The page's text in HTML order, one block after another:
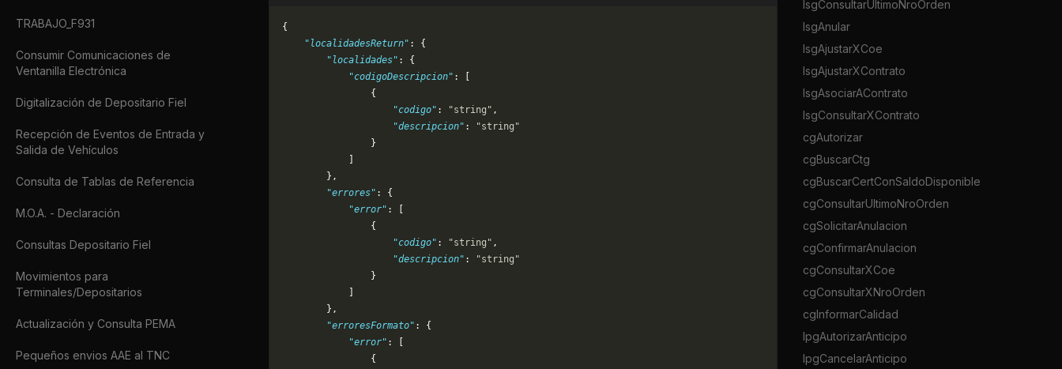
TRABAJO_F931
Consumir Comunicaciones de
Ventanilla Electrónica
Digitalización de Depositario Fiel
Recepción de Eventos de Entrada y
Salida de Vehículos
Consulta de Tablas de Referencia
M.O.A. - Declaración
Consultas Depositario Fiel
Movimientos para
Terminales/Depositarios
Actualización y Consulta PEMA
Pequeños envios AAE al TNC
{
    "localidadesReturn"
: {
        "localidades"
: {
            "codigoDescripcion"
: [
                {
                    "codigo"
: "string" ,
                    "descripcion"
:
"string"
                }
        },
        "errores"
: {
            "error"
: [
                {
                    "codigo"
: "string" ,
                    "descripcion"
:
"string"
                }
        },
        "erroresFormato"
: {
            "error"
: [
                {
lsgConsultarUltimoNroOrden
lsgAnular
lsgAjustarXCoe
lsgAjustarXContrato
lsgAsociarAContrato
lsgConsultarXContrato
cgAutorizar
cgBuscarCtg
cgBuscarCertConSaldoDisponible
cgConsultarUltimoNroOrden
cgSolicitarAnulacion
cgConfirmarAnulacion
cgConsultarXCoe
cgConsultarXNroOrden
cgInformarCalidad
lpgAutorizarAnticipo
lpgCancelarAnticipo